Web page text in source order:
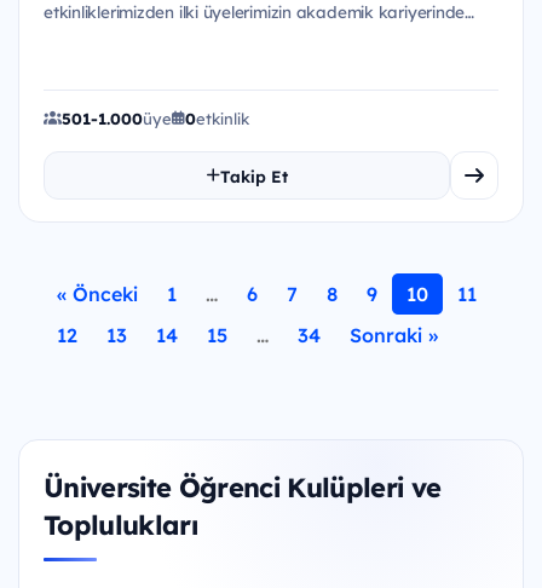
etkinliklerimizden ilki üyelerimizin akademik kariyerinde
501-1.000üye 0etkinlik
Takip Et
« Önceki 1 … 6 7 8 9 10
11
12
13 14 15 … 34 Sonraki »
Üniversite Öğrenci Kulüpleri ve
Toplulukları